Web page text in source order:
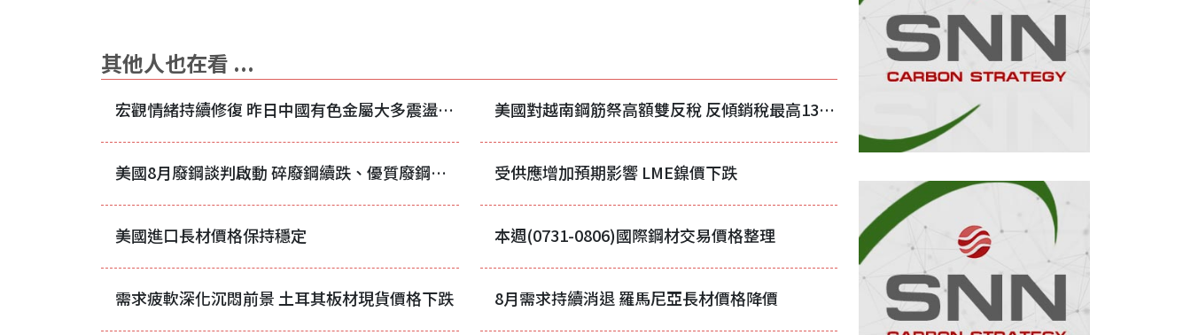
其他人也在看 ...
宏觀情緒持續修復 昨日中國有色金屬大多震盪收漲 美國對越南鋼筋祭高額雙反稅 反傾銷稅最高131.53%
美國8月廢鋼談判啟動 碎廢鋼續跌、優質廢鋼持穩 受供應增加預期影響 LME鎳價下跌
美國進口長材價格保持穩定 本週(0731-0806)國際鋼材交易價格整理
需求疲軟深化沉悶前景 土耳其板材現貨價格下跌 8月需求持續消退 羅馬尼亞長材價格降價